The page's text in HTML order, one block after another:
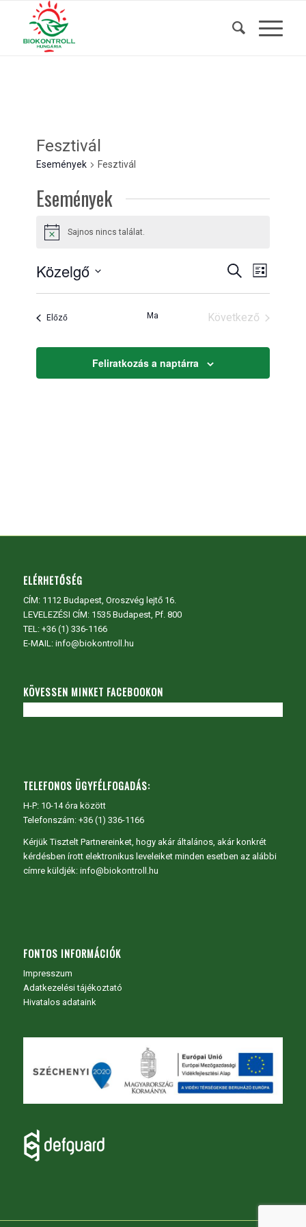
Fesztivál
Események Fesztivál
Események
NoticeSajnos nincs találat.
Események
keresése
és
választás
Keresett
kifejezés
Esemény
nézet
Lista
Közelgő
ElőzőEsemények Ma
Következő
Feliratkozás a naptárra
ELÉRHETŐSÉG
CÍM: 1112 Budapest, Oroszvég lejtő 16.
LEVELEZÉSI CÍM: 1535 Budapest, Pf. 800
TEL: +36 (1) 336-1166
E-MAIL: info@biokontroll.hu
KÖVESSEN MINKET FACEBOOKON
TELEFONOS ÜGYFÉLFOGADÁS:
H-P: 10-14 óra között
Telefonszám: +36 (1) 336-1166
Kérjük Tisztelt Partnereinket, hogy akár általános, akár konkrét
kérdésben írott elektronikus leveleiket minden esetben az alábbi
címre küldjék: info@biokontroll.hu
FONTOS INFORMÁCIÓK
Impresszum
Adatkezelési tájékoztató
Hivatalos adataink